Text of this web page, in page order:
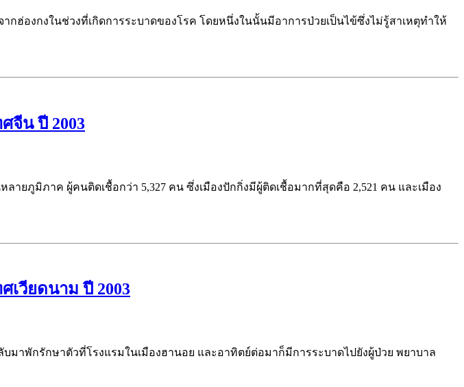
กฮ่องกงในช่วงที่เกิดการระบาดของโรค โดยหนึ่งในนั้นมีอาการป่วยเป็นไข้ซึ่งไม่รู้สาเหตุทำให้
จีน ปี 2003
ลายภูมิภาค ผู้คนติดเชื้อกว่า 5,327 คน ซึ่งเมืองปักกิ่งมีผู้ติดเชื้อมากที่สุดคือ 2,521 คน และเมือง
เวียดนาม ปี 2003
มาพักรักษาตัวที่โรงแรมในเมืองฮานอย และอาทิตย์ต่อมาก็มีการระบาดไปยังผู้ป่วย พยาบาล